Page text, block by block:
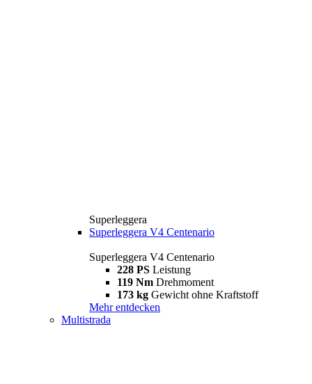
Superleggera
Superleggera V4 Centenario
Superleggera V4 Centenario
228 PS Leistung
119 Nm Drehmoment
173 kg Gewicht ohne Kraftstoff
Mehr entdecken
Multistrada